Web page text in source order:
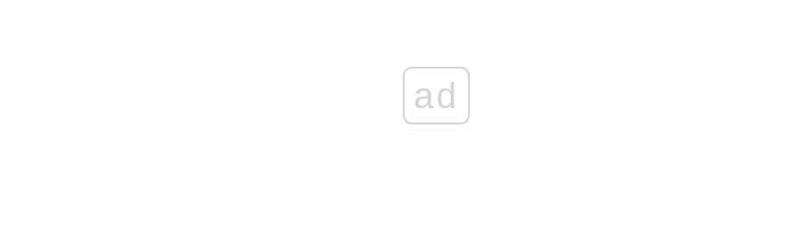
ad